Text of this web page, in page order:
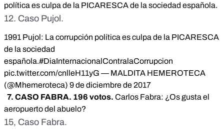
política es culpa de la PICARESCA de la sociedad española.
12. Caso Pujol.
1991 Pujol: La corrupción política es culpa de la PICARESCA
de la sociedad
española.#DiaInternacionalContralaCorrupcion
pic.twitter.com/cnlleH11yG — MALDITA HEMEROTECA
(@Mhemeroteca) 9 de diciembre de 2017
7. CASO FABRA. 196 votos. Carlos Fabra: ¿Os gusta el
aeropuerto del abuelo?
15, Caso Fabra.